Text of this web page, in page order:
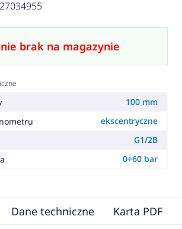
brak na magazynie
100 mm
ekscentryczne
G1/2B
0÷60 bar
Dane techniczne Karta PDF